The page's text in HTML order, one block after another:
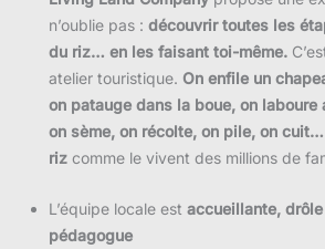
n’oublie pas : découvrir toutes les
du riz… en les faisant toi-même.
atelier touristique. On enfile un
on patauge dans la boue, on laboure
on sème, on récolte, on pile, on cuit…
riz comme le vivent des millions de
L’équipe locale est accueillante,
pédagogue